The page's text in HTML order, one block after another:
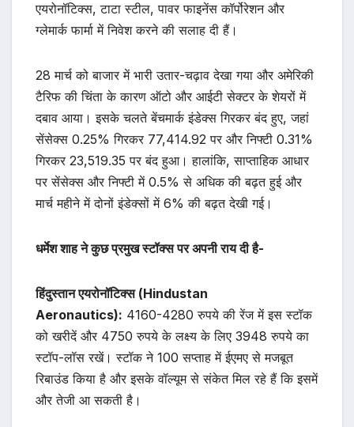
एयरोनॉटिक्स, टाटा स्टील, पावर फाइनेंस कॉर्पोरेशन और
ग्लेमार्क फार्मा में निवेश करने की सलाह दी हैं।
28 मार्च को बाजार में भारी उतार-चढ़ाव देखा गया और अमेरिकी
टैरिफ की चिंता के कारण ऑटो और आईटी सेक्टर के शेयरों में
दबाव आया। इसके चलते बेंचमार्क इंडेक्स गिरकर बंद हुए, जहां
सेंसेक्स 0.25% गिरकर 77,414.92 पर और निफ्टी 0.31%
गिरकर 23,519.35 पर बंद हुआ। हालांकि, साप्ताहिक आधार
पर सेंसेक्स और निफ्टी में 0.5% से अधिक की बढ़त हुई और
मार्च महीने में दोनों इंडेक्सों में 6% की बढ़त देखी गई।
धर्मेश शाह ने कुछ प्रमुख स्टॉक्स पर अपनी राय दी है-
हिंदुस्तान एयरोनॉटिक्स (Hindustan
Aeronautics): 4160-4280 रुपये की रेंज में इस स्टॉक
को खरीदें और 4750 रुपये के लक्ष्य के लिए 3948 रुपये का
स्टॉप-लॉस रखें। स्टॉक ने 100 सप्ताह में ईएमए से मजबूत
रिबाउंड किया है और इसके वॉल्यूम से संकेत मिल रहे हैं कि इसमें
और तेजी आ सकती है।